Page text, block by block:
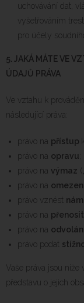
uchovávání dat,
vyšetřováním
pro účely
5.
JAKÁ MÁTE VE
ÚDAJŮ PRÁVA
Ve vztahu k
následující práva:
právo na přístup
právo na opravu
právo na výmaz
právo na
právo vznést
právo na
právo na
právo podat
Vaše práva jsou
představu o jejich